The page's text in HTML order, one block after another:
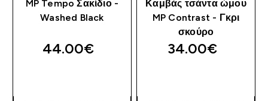
MP Tempo Σακίδιο -
Washed Black
44.00€‎
Καμβάς τσάντα ώμου
MP Contrast - Γκρι
σκούρο
34.00€‎